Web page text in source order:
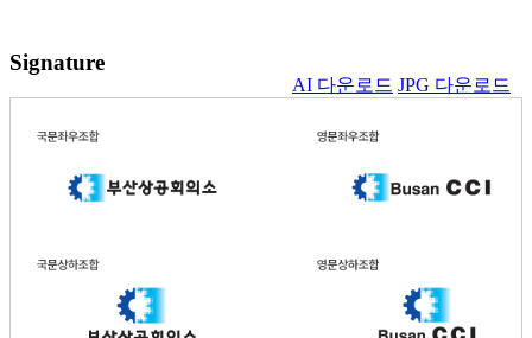
AI 다운로드 JPG 다운로드
Signature